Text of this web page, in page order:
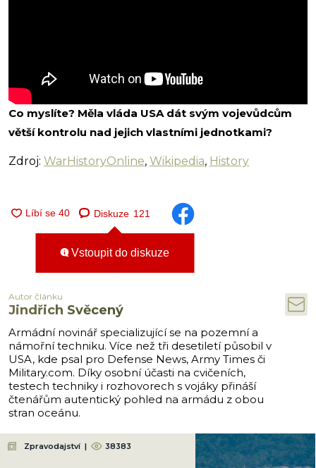
Co myslíte? Měla vláda USA dát svým vojevůdcům
větší kontrolu nad jejich vlastními jednotkami?
Zdroj: WarHistoryOnline, Wikipedia, History
Diskuze 121
Vstoupit do diskuze
Autor článku
Jindřich Svěcený
Armádní novinář specializující se na pozemní a
námořní techniku. Více než tři desetiletí působil v
USA, kde psal pro Defense News, Army Times či
Military.com. Díky osobní účasti na cvičeních,
testech techniky i rozhovorech s vojáky přináší
čtenářům autentický pohled na armádu z obou
stran oceánu.
Zpravodajství | 38383